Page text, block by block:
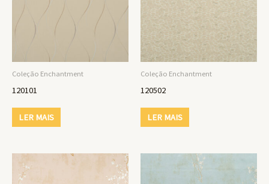
Coleção Enchantment
120101
LER MAIS
Coleção Enchantment
120502
LER MAIS